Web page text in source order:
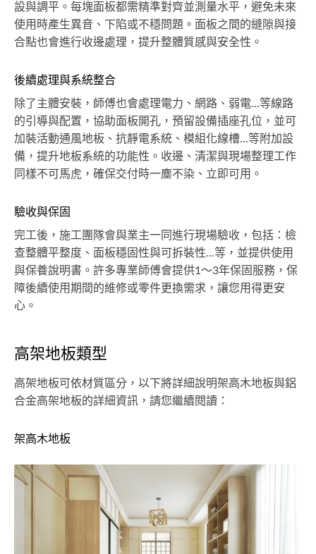
設與調平。每塊面板都需精準對齊並測量水平，避免未來
使用時產生異音、下陷或不穩問題。面板之間的縫隙與接
合點也會進行收邊處理，提升整體質感與安全性。
後續處理與系統整合
除了主體安裝，師傅也會處理電力、網路、弱電...等線路
的引導與配置，協助面板開孔，預留設備插座孔位，並可
加裝活動通風地板、抗靜電系統、模組化線槽...等附加設
備，提升地板系統的功能性。收邊、清潔與現場整理工作
同樣不可馬虎，確保交付時一塵不染、立即可用。
驗收與保固
完工後，施工團隊會與業主一同進行現場驗收，包括：檢
查整體平整度、面板穩固性與可拆裝性...等，並提供使用
與保養說明書。許多專業師傅會提供1～3年保固服務，保
障後續使用期間的維修或零件更換需求，讓您用得更安
心。
高架地板類型
高架地板可依材質區分，以下將詳細說明架高木地板與鋁
合金高架地板的詳細資訊，請您繼續閱讀：
架高木地板